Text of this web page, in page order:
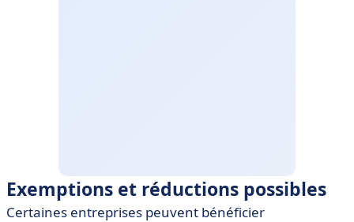
Exemptions et réductions possibles
Certaines entreprises peuvent bénéficier